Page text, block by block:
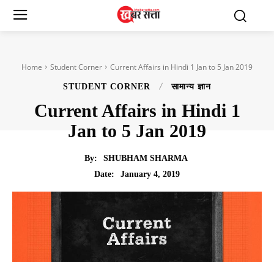
Home Student Corner Current Affairs in Hindi 1 Jan to 5 Jan 2019
STUDENT CORNER सामान्य ज्ञान
Current Affairs in Hindi 1
Jan to 5 Jan 2019
By:
SHUBHAM SHARMA
Date:
January 4, 2019